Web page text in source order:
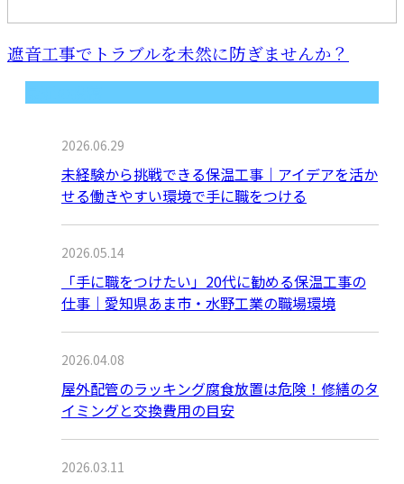
遮音工事でトラブルを未然に防ぎませんか？
2026.06.29
未経験から挑戦できる保温工事｜アイデアを活か
せる働きやすい環境で手に職をつける
2026.05.14
「手に職をつけたい」20代に勧める保温工事の
仕事｜愛知県あま市・水野工業の職場環境
2026.04.08
屋外配管のラッキング腐食放置は危険！修繕のタ
イミングと交換費用の目安
2026.03.11